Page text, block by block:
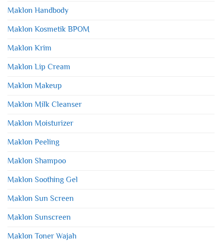
Maklon Handbody
Maklon Kosmetik BPOM
Maklon Krim
Maklon Lip Cream
Maklon Makeup
Maklon Milk Cleanser
Maklon Moisturizer
Maklon Peeling
Maklon Shampoo
Maklon Soothing Gel
Maklon Sun Screen
Maklon Sunscreen
Maklon Toner Wajah